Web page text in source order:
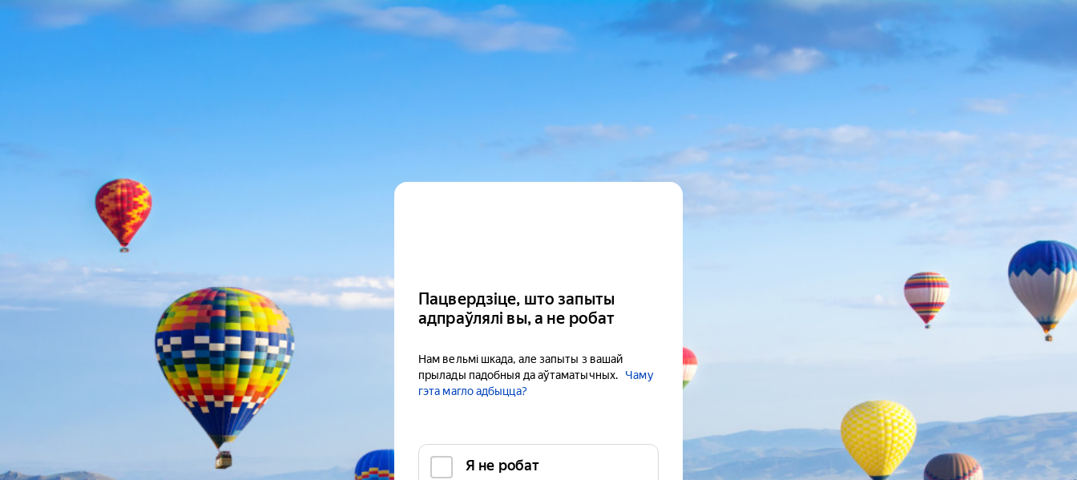
Пацвердзіце, што запыты
адпраўлялі вы, а не робат
Нам вельмі шкада, але запыты з вашай
прылады падобныя да аўтаматычных.
Чаму
гэта магло адбыцца?
Я не робат